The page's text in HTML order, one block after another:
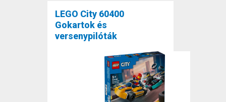
LEGO City 60400
Gokartok és
versenypilóták